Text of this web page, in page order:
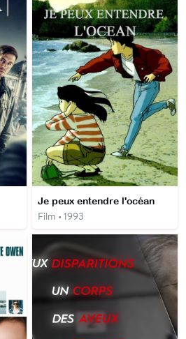
Je peux entendre l'océan
Film • 1993